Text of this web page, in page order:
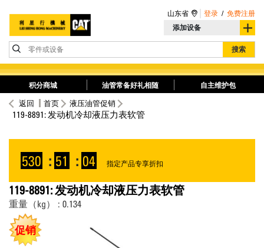
添加设备
零件或设备 搜索
山东省 登录 / 免费注册
积分商城 油管常备好礼相随 自主维护包
返回 首页 液压油管促销
119-8891: 发动机冷却液压力表软管
530 : 51 : 04 指定产品专享折扣
119-8891: 发动机冷却液压力表软管
重量（kg） : 0.134
促销